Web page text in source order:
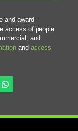
and award-
access of people
and
and access